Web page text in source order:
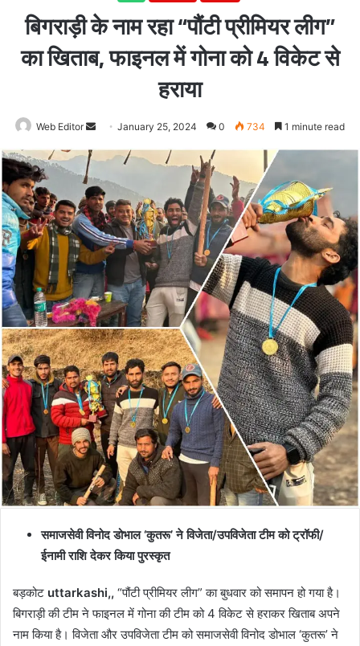
बिगराड़ी के नाम रहा “पौंटी प्रीमियर लीग”
का खिताब, फाइनल में गोना को 4 विकेट से
हराया
Web Editor
Send
email
January 25, 2024 0 734 1 minute read
समाजसेवी विनोद डोभाल ‘कुतरू’ ने विजेता/उपविजेता टीम को ट्रॉफी/
ईनामी राशि देकर किया पुरस्कृत
बड़कोट uttarkashi,, “पौंटी प्रीमियर लीग” का बुधवार को समापन हो गया है।
बिगराड़ी की टीम ने फाइनल में गोना की टीम को 4 विकेट से हराकर खिताब अपने
नाम किया है। विजेता और उपविजेता टीम को समाजसेवी विनोद डोभाल ‘कुतरू’ ने